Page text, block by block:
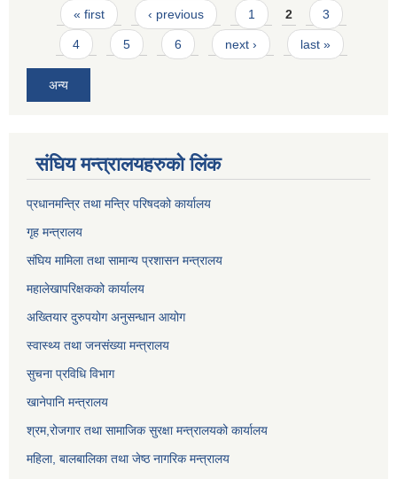
Pages
« first ‹ previous 1 2 3
4 5 6 next › last »
अन्य
संघिय मन्त्र‍ालयहरुको लिंक
प्रधानमन्त्रि तथा मन्त्रि परिषदको कार्यालय
गृह मन्त्रालय
संघिय मामिला तथा सामान्य प्रशासन मन्त्रालय
महालेखापरिक्षकको कार्यालय
अख्तियार दुरुपयोग अनुसन्धान आयोग
स्वास्थ्य तथा जनसंख्या मन्त्रालय
सुचना प्रविधि विभाग
खानेपानि मन्त्रालय
श्रम,रोजगार तथा सामाजिक सुरक्षा मन्त्रालयको कार्यालय
महिला, बालबालिका तथा जेष्ठ नागरिक मन्त्रालय